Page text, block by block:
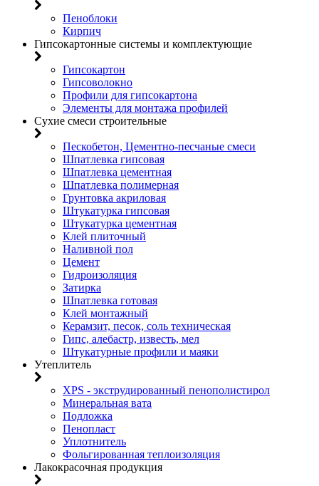
Пеноблоки
Кирпич
Гипсокартонные системы и комплектующие
Гипсокартон
Гипсоволокно
Профили для гипсокартона
Элементы для монтажа профилей
Сухие смеси строительные
Пескобетон, Цементно-песчаные смеси
Шпатлевка гипсовая
Шпатлевка цементная
Шпатлевка полимерная
Грунтовка акриловая
Штукатурка гипсовая
Штукатурка цементная
Клей плиточный
Наливной пол
Цемент
Гидроизоляция
Затирка
Шпатлевка готовая
Клей монтажный
Керамзит, песок, соль техническая
Гипс, алебастр, известь, мел
Штукатурные профили и маяки
Утеплитель
XPS - экструдированный пенополистирол
Минеральная вата
Подложка
Пенопласт
Уплотнитель
Фольгированная теплоизоляция
Лакокрасочная продукция